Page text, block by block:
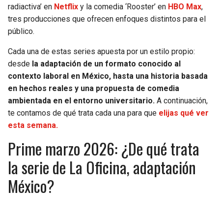
SAINTS
BUCCANEERS
radiactiva’ en Netflix y la comedia ‘Rooster’ en HBO Max,
tres producciones que ofrecen enfoques distintos para el
público.
Cada una de estas series apuesta por un estilo propio:
desde la adaptación de un formato conocido al
contexto laboral en México, hasta una historia basada
en hechos reales y una propuesta de comedia
ambientada en el entorno universitario. A continuación,
te contamos de qué trata cada una para que elijas qué ver
esta semana.
Prime marzo 2026: ¿De qué trata
la serie de La Oficina, adaptación
México?